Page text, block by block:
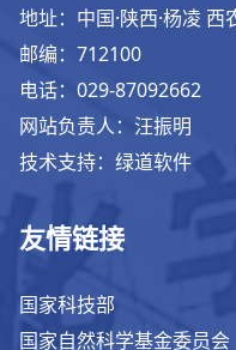
地址：中国·陕西·杨凌 西
邮编：712100
电话：029-87092662
网站负责人：汪振明
技术支持：绿道软件
友情链接
国家科技部
国家自然科学基金委员会